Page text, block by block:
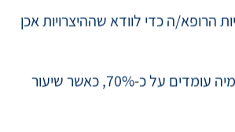
הביתה תתבצע בדיקת התרוקנות
הניתוח.
ה כדי לוודא שההיצרויות אכן